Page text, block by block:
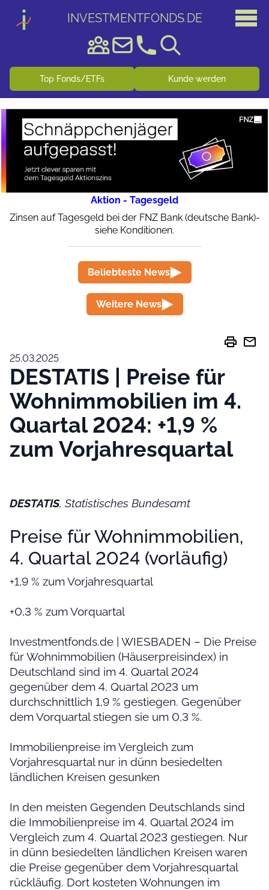
INVESTMENTFONDS.DE
Top Fonds/ETFs Kunde werden
Aktion - Tagesgeld
Zinsen auf Tagesgeld bei der FNZ Bank (deutsche Bank)-
siehe Konditionen.
Beliebteste News
Weitere News
print mail
25.03.2025
DESTATIS | Preise für
Wohnimmobilien im 4.
Quartal 2024: +1,9 %
zum Vorjahresquartal
DESTATIS, Statistisches Bundesamt
Preise für Wohnimmobilien,
4. Quartal 2024 (vorläufig)
+1,9 % zum Vorjahresquartal
+0,3 % zum Vorquartal
Investmentfonds.de | WIESBADEN – Die Preise
für Wohnimmobilien (Häuserpreisindex) in
Deutschland sind im 4. Quartal 2024
gegenüber dem 4. Quartal 2023 um
durchschnittlich 1,9 % gestiegen. Gegenüber
dem Vorquartal stiegen sie um 0,3 %.
Immobilienpreise im Vergleich zum
Vorjahresquartal nur in dünn besiedelten
ländlichen Kreisen gesunken
In den meisten Gegenden Deutschlands sind
die Immobilienpreise im 4. Quartal 2024 im
Vergleich zum 4. Quartal 2023 gestiegen. Nur
in dünn besiedelten ländlichen Kreisen waren
die Preise gegenüber dem Vorjahresquartal
rückläufig. Dort kosteten Wohnungen im